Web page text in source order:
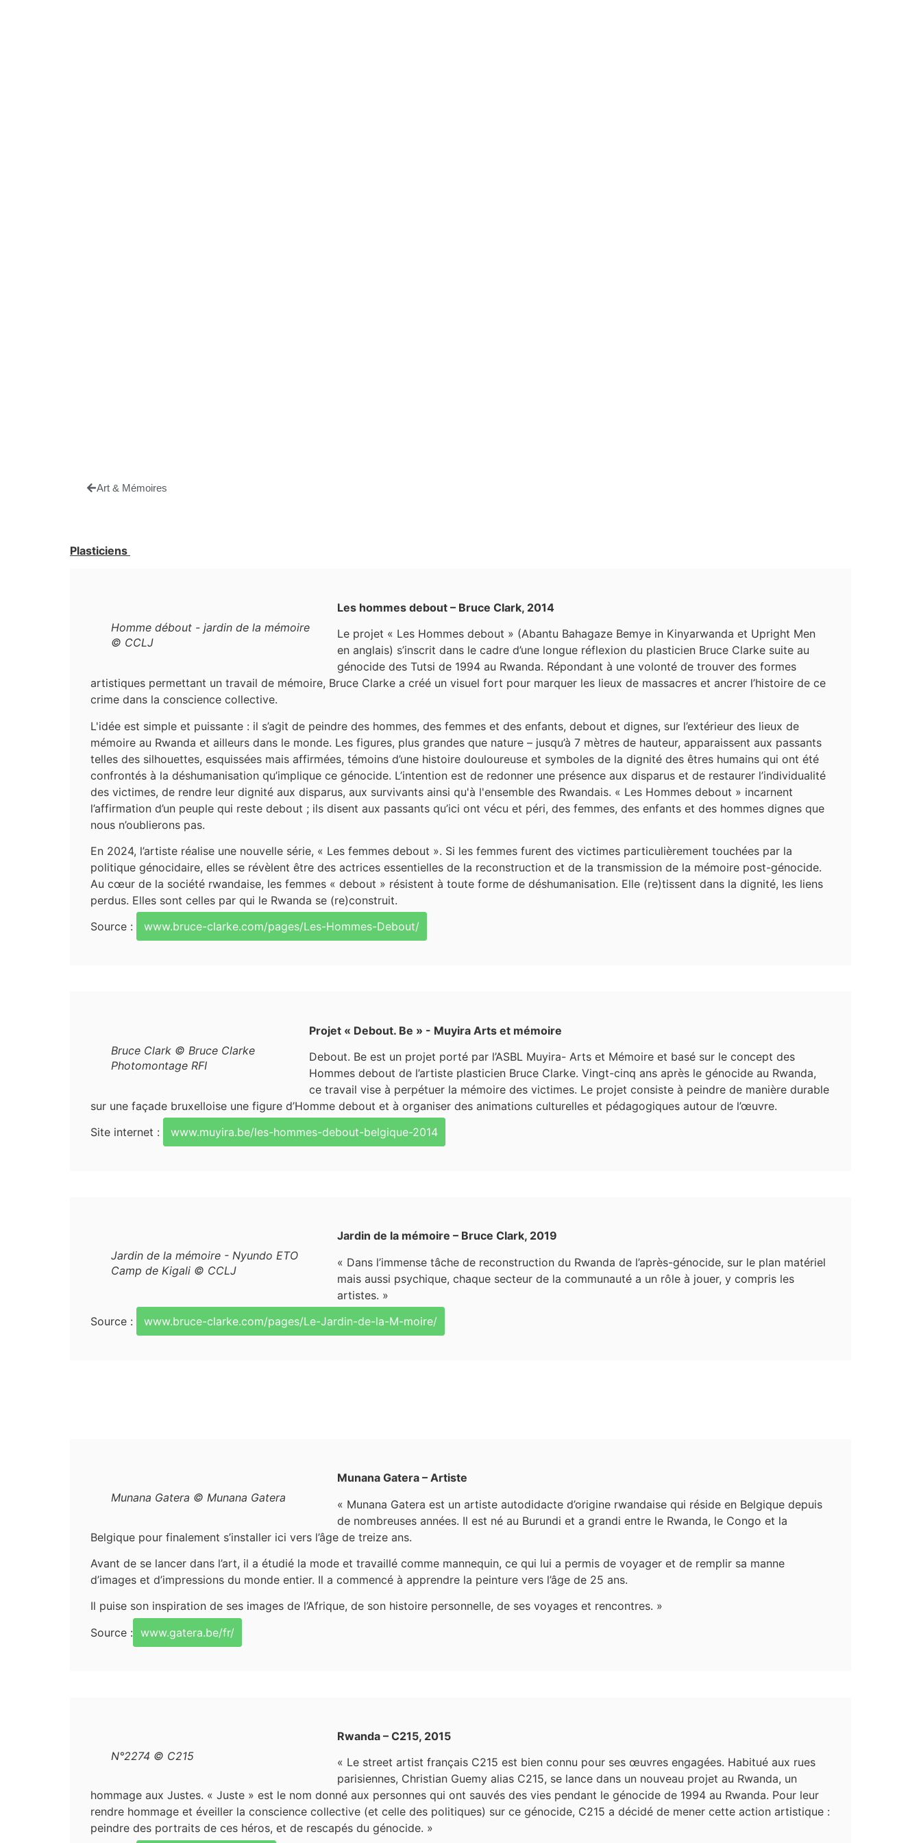
Art & Mémoires
Plasticiens
Homme débout - jardin de la mémoire
© CCLJ
Les hommes debout – Bruce Clark, 2014
Le projet « Les Hommes debout » (Abantu Bahagaze Bemye in Kinyarwanda et Upright Men
en anglais) s’inscrit dans le cadre d’une longue réflexion du plasticien Bruce Clarke suite au
génocide des Tutsi de 1994 au Rwanda. Répondant à une volonté de trouver des formes
artistiques permettant un travail de mémoire, Bruce Clarke a créé un visuel fort pour marquer les lieux de massacres et ancrer l’histoire de ce
crime dans la conscience collective.
L'idée est simple et puissante : il s’agit de peindre des hommes, des femmes et des enfants, debout et dignes, sur l’extérieur des lieux de
mémoire au Rwanda et ailleurs dans le monde. Les figures, plus grandes que nature – jusqu’à 7 mètres de hauteur, apparaissent aux passants
telles des silhouettes, esquissées mais affirmées, témoins d’une histoire douloureuse et symboles de la dignité des êtres humains qui ont été
confrontés à la déshumanisation qu’implique ce génocide. L’intention est de redonner une présence aux disparus et de restaurer l’individualité
des victimes, de rendre leur dignité aux disparus, aux survivants ainsi qu'à l'ensemble des Rwandais. « Les Hommes debout » incarnent
l’affirmation d’un peuple qui reste debout ; ils disent aux passants qu’ici ont vécu et péri, des femmes, des enfants et des hommes dignes que
nous n’oublierons pas.
En 2024, l’artiste réalise une nouvelle série, « Les femmes debout ». Si les femmes furent des victimes particulièrement touchées par la
politique génocidaire, elles se révèlent être des actrices essentielles de la reconstruction et de la transmission de la mémoire post-génocide.
Au cœur de la société rwandaise, les femmes « debout » résistent à toute forme de déshumanisation. Elle (re)tissent dans la dignité, les liens
perdus. Elles sont celles par qui le Rwanda se (re)construit.
Source :
www.bruce-clarke.com/pages/Les-Hommes-Debout/
Bruce Clark © Bruce Clarke
Photomontage RFI
Projet « Debout. Be » - Muyira Arts et mémoire
Debout. Be est un projet porté par l’ASBL Muyira- Arts et Mémoire et basé sur le concept des
Hommes debout de l’artiste plasticien Bruce Clarke. Vingt-cinq ans après le génocide au Rwanda,
ce travail vise à perpétuer la mémoire des victimes. Le projet consiste à peindre de manière durable
sur une façade bruxelloise une figure d’Homme debout et à organiser des animations culturelles et pédagogiques autour de l’œuvre.
Site internet :
www.muyira.be/les-hommes-debout-belgique-2014
Jardin de la mémoire - Nyundo ETO
Camp de Kigali © CCLJ
Jardin de la mémoire – Bruce Clark, 2019
« Dans l’immense tâche de reconstruction du Rwanda de l’après-génocide, sur le plan matériel
mais aussi psychique, chaque secteur de la communauté a un rôle à jouer, y compris les
artistes. »
Source :
www.bruce-clarke.com/pages/Le-Jardin-de-la-M-moire/
Munana Gatera © Munana Gatera
Munana Gatera – Artiste
« Munana Gatera est un artiste autodidacte d’origine rwandaise qui réside en Belgique depuis
de nombreuses années. Il est né au Burundi et a grandi entre le Rwanda, le Congo et la
Belgique pour finalement s’installer ici vers l’âge de treize ans.
Avant de se lancer dans l’art, il a étudié la mode et travaillé comme mannequin, ce qui lui a permis de voyager et de remplir sa manne
d’images et d’impressions du monde entier. Il a commencé à apprendre la peinture vers l’âge de 25 ans.
Il puise son inspiration de ses images de l’Afrique, de son histoire personnelle, de ses voyages et rencontres. »
Source : www.gatera.be/fr/
N°2274 © C215
Rwanda – C215, 2015
« Le street artist français C215 est bien connu pour ses œuvres engagées. Habitué aux rues
parisiennes, Christian Guemy alias C215, se lance dans un nouveau projet au Rwanda, un
hommage aux Justes. « Juste » est le nom donné aux personnes qui ont sauvés des vies pendant le génocide de 1994 au Rwanda. Pour leur
rendre hommage et éveiller la conscience collective (et celle des politiques) sur ce génocide, C215 a décidé de mener cette action artistique :
peindre des portraits de ces héros, et de rescapés du génocide. »